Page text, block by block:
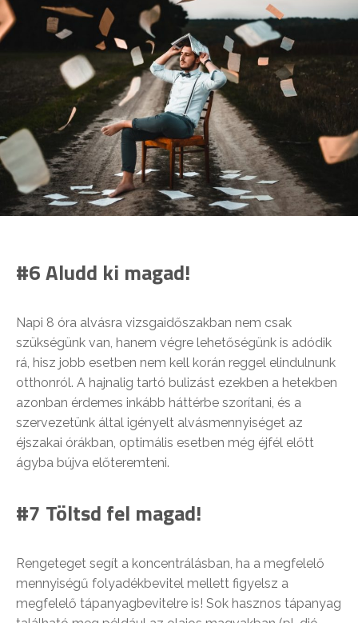
#6 Aludd ki magad!
Napi 8 óra alvásra vizsgaidőszakban nem csak
szükségünk van, hanem végre lehetőségünk is adódik
rá, hisz jobb esetben nem kell korán reggel elindulnunk
otthonról. A hajnalig tartó bulizást ezekben a hetekben
azonban érdemes inkább háttérbe szorítani, és a
szervezetünk által igényelt alvásmennyiséget az
éjszakai órákban, optimális esetben még éjfél előtt
ágyba bújva előteremteni.
#7 Töltsd fel magad!
Rengeteget segít a koncentrálásban, ha a megfelelő
mennyiségű folyadékbevitel mellett figyelsz a
megfelelő tápanyagbevitelre is! Sok hasznos tápanyag